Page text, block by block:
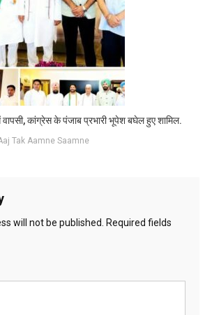
वापसी, कांग्रेस के पंजाब प्रभारी भूपेश बघेल हुए शामिल.
Tak Aamne Saamne
will not be published.
Required fields